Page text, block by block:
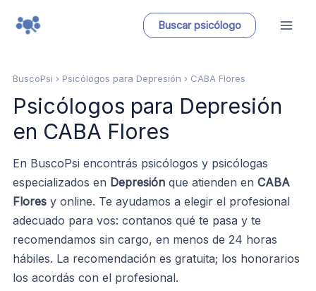
Buscar psicólogo
BuscoPsi › Psicólogos para Depresión › CABA Flores
Psicólogos para Depresión
en CABA Flores
En BuscoPsi encontrás psicólogos y psicólogas
especializados en Depresión que atienden en CABA
Flores y online. Te ayudamos a elegir el profesional
adecuado para vos: contanos qué te pasa y te
recomendamos sin cargo, en menos de 24 horas
hábiles. La recomendación es gratuita; los honorarios
los acordás con el profesional.